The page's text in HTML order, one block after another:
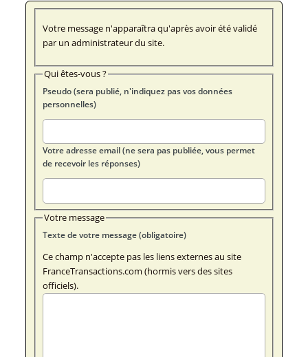
Votre message n'apparaîtra qu'après avoir été validé
par un administrateur du site.
Qui êtes-vous ?
Pseudo (sera publié, n'indiquez pas vos données
personnelles)
Votre adresse email (ne sera pas publiée, vous permet
de recevoir les réponses)
Votre message
Texte de votre message (obligatoire)
Ce champ n'accepte pas les liens externes au site
FranceTransactions.com (hormis vers des sites
officiels).